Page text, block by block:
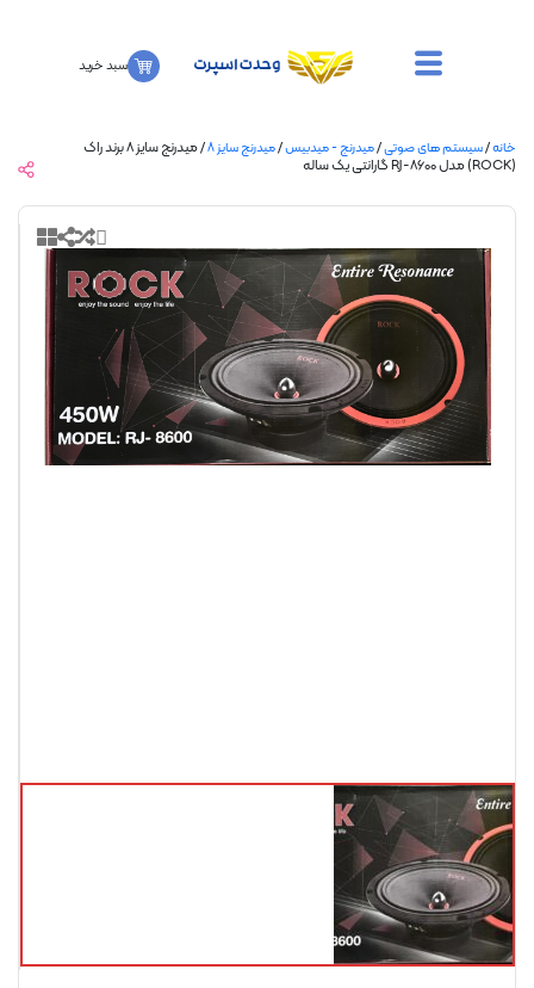
سبد خرید
سیستم های صوتی/میدرنج - میدبیس/میدرنج سایز 8 / میدرنج سایز ۸ برند راک